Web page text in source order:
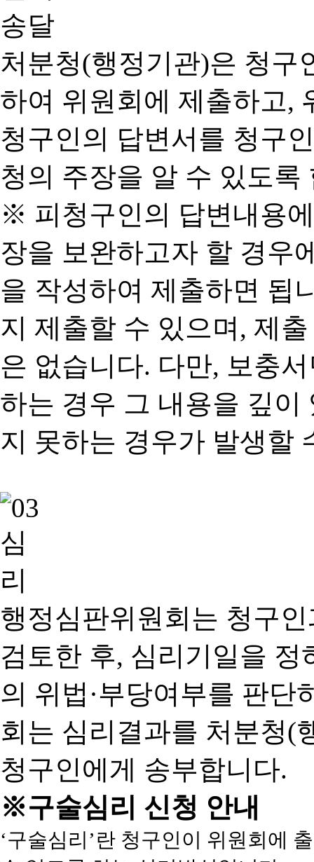
처분청(행정기관)은 청구
하여 위원회에 제출하고,
청구인의 답변서를 청구
청의 주장을 알 수 있도록
※ 피청구인의 답변내용
장을 보완하고자 할 경우
을 작성하여 제출하면 됩
지 제출할 수 있으며, 제
은 없습니다. 다만, 보충
하는 경우 그 내용을 깊이
지 못하는 경우가 발생할
행정심판위원회는 청구
검토한 후, 심리기일을 정
의 위법·부당여부를 판단
회는 심리결과를 처분청(
청구인에게 송부합니다.
※구술심리 신청 안내
‘구술심리’란 청구인이 위원회에